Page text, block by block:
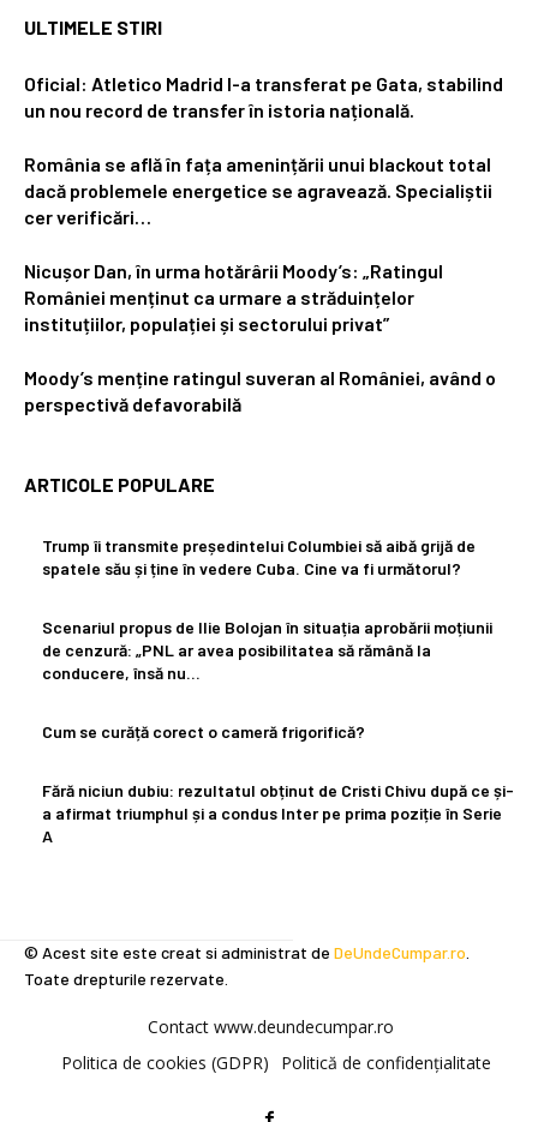
ULTIMELE STIRI
Oficial: Atletico Madrid l-a transferat pe Gata, stabilind
un nou record de transfer în istoria națională.
România se află în fața amenințării unui blackout total
dacă problemele energetice se agravează. Specialiștii
cer verificări…
Nicușor Dan, în urma hotărârii Moody’s: „Ratingul
României menținut ca urmare a străduințelor
instituțiilor, populației și sectorului privat”
Moody’s menține ratingul suveran al României, având o
perspectivă defavorabilă
ARTICOLE POPULARE
Trump îi transmite președintelui Columbiei să aibă grijă de
spatele său și ține în vedere Cuba. Cine va fi următorul?
Scenariul propus de Ilie Bolojan în situația aprobării moțiunii
de cenzură: „PNL ar avea posibilitatea să rămână la
conducere, însă nu…
Cum se curăță corect o cameră frigorifică?
Fără niciun dubiu: rezultatul obținut de Cristi Chivu după ce și-
a afirmat triumphul și a condus Inter pe prima poziție în Serie
A
© Acest site este creat si administrat de DeUndeCumpar.ro
Toate drepturile rezervate.
Contact www.deundecumpar.ro
Politica de cookies (GDPR)
Politică de confidențialitate